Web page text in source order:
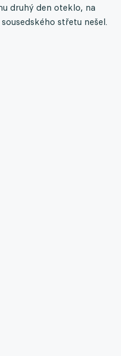
druhý den oteklo, na
střetu nešel.